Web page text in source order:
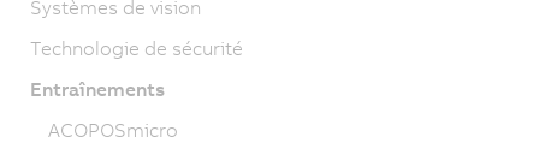
Systèmes de vision
Technologie de sécurité
Entraînements
ACOPOSmicro